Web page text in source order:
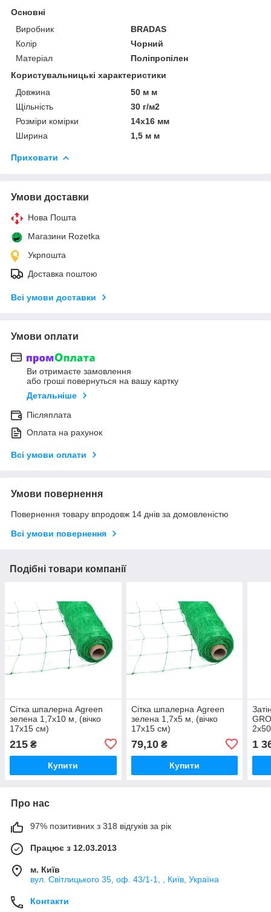
Основні
Виробник
BRADAS
Колір
Чорний
Матеріал
Поліпропілен
Користувальницькі характеристики
Довжина
50 м м
Щільність
30 г/м2
Розміри комірки
14х16 мм
Ширина
1,5 м м
Приховати
Умови доставки
Нова Пошта
Магазини Rozetka
Укрпошта
Доставка поштою
Всі умови доставки
Умови оплати
Ви отримаєте замовлення
або гроші повернуться на вашу картку
Детальніше
Післяплата
Оплата на рахунок
Всі умови оплати
Умови повернення
Повернення товару впродовж 14 днів за домовленістю
Всі умови повернення
Подібні товари компанії
Сітка шпалерна Agreen
зелена 1,7х10 м, (вічко
17х15 см)
215 ₴
Купити
Сітка шпалерна Agreen
зелена 1,7х5 м, (вічко
17х15 см)
79,10₴
Купити
1
Про нас
97% позитивних з 318 відгуків за рік
Працює з 12.03.2013
м. Київ
вул. Світлицького 35, оф. 43/1-1, , Київ, Україна
Контакти